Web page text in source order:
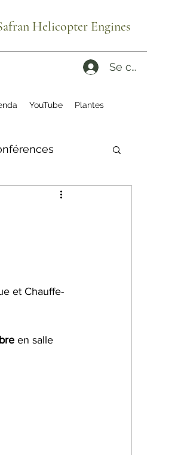
Se connecter
YouTube Plantes
Helicopter Engines
ruches
reconditionnés
Cuisine
l'entreprise
et Chauffe-
en salle